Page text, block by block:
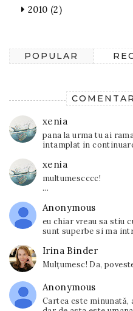
2010 (2)
POPULAR
xenia
pana la urma tu ai
intamplat in
xenia
multumescccc!
...
Anonymous
eu chiar vreau sa stiu
sunt superbe si ma
Irina Binder
Mulțumesc! Da,
Anonymous
Cartea este minunată,